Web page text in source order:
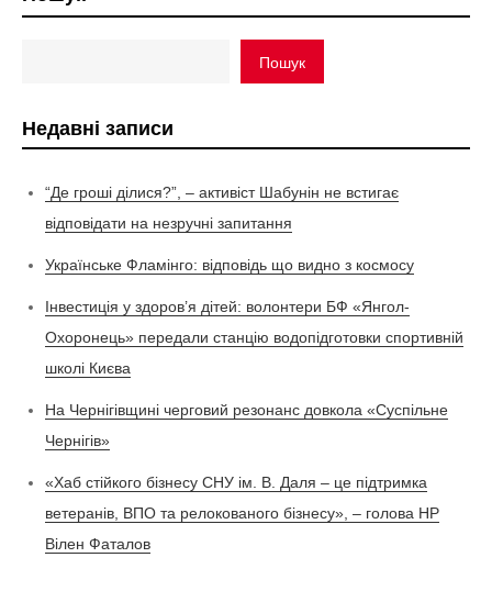
Пошук
Недавні записи
“Де гроші ділися?”, – активіст Шабунін не встигає
відповідати на незручні запитання
Українське Фламінго: відповідь що видно з космосу
Інвестиція у здоров’я дітей: волонтери БФ «Янгол-
Охоронець» передали станцію водопідготовки спортивній
школі Києва
На Чернігівщині черговий резонанс довкола «Суспільне
Чернігів»
«Хаб стійкого бізнесу СНУ ім. В. Даля – це підтримка
ветеранів, ВПО та релокованого бізнесу», – голова НР
Вілен Фаталов